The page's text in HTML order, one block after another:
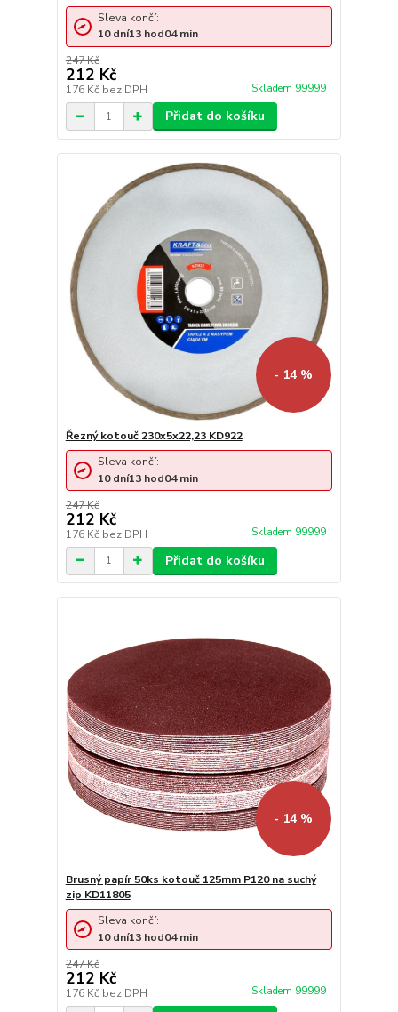
247 Kč
212 Kč
176 Kč bez DPH Skladem 99999
Sleva končí:
10 dní13 hod04min
Přidat do košíku
- 14 %
Řezný kotouč 230x5x22,23 KD922
247 Kč
212 Kč
176 Kč bez DPH Skladem 99999
Sleva končí:
10 dní13 hod04min
Přidat do košíku
- 14 %
Brusný papír 50ks kotouč 125mm P120 na suchý
zip KD11805
247 Kč
212 Kč
176 Kč bez DPH Skladem 99999
Sleva končí:
10 dní13 hod04min